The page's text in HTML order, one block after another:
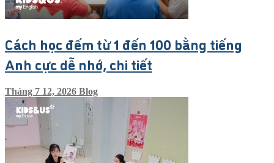
Cách học đếm từ 1 đến 100 bằng tiếng
Anh cực dễ nhớ, chi tiết
Tháng 7 12, 2026 Blog